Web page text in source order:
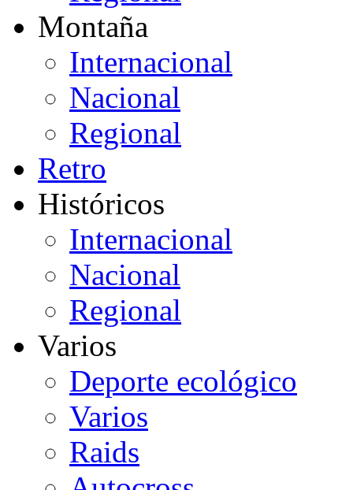
Montaña
Internacional
Nacional
Regional
Retro
Históricos
Internacional
Nacional
Regional
Varios
Deporte ecológico
Varios
Raids